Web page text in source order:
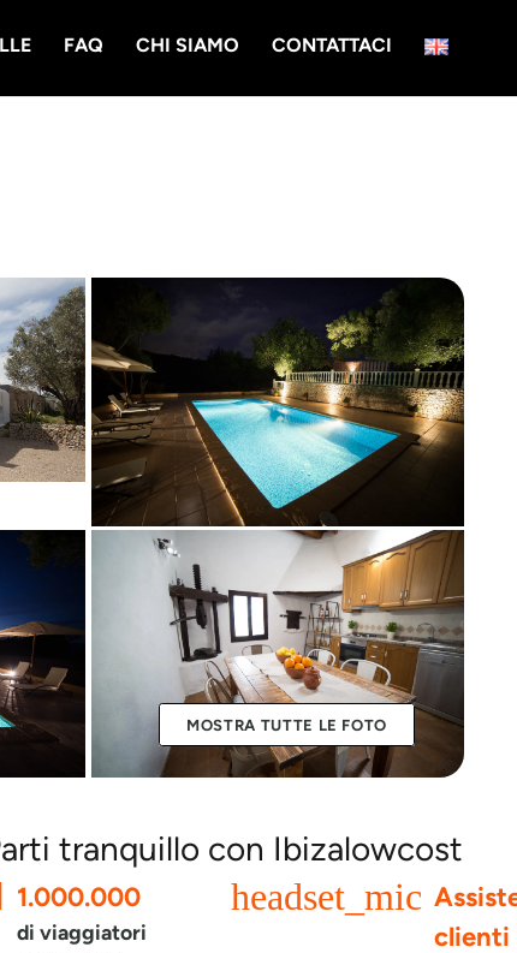
FAQ CHI SIAMO CONTATTACI
MOSTRA TUTTE LE FOTO
tranquillo con Ibizalowcost
1.000.000
di viaggiatori
headset_mic
clienti